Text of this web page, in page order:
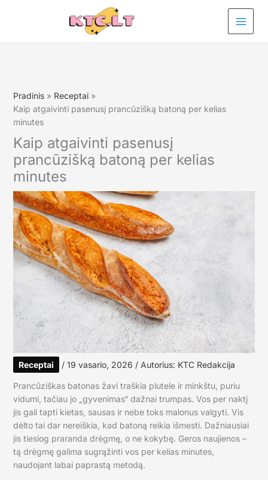
Pradinis
Receptai
Kaip atgaivinti pasenusį prancūzišką batoną per kelias
minutes
Kaip atgaivinti pasenusį
prancūzišką batoną per kelias
minutes
Receptai / 19 vasario, 2026 / Autorius: KTC Redakcija
Prancūziškas batonas žavi traškia plutele ir minkštu, puriu
vidumi, tačiau jo „gyvenimas“ dažnai trumpas. Vos per naktį
jis gali tapti kietas, sausas ir nebe toks malonus valgyti. Vis
dėlto tai dar nereiškia, kad batoną reikia išmesti. Dažniausiai
jis tiesiog praranda drėgmę, o ne kokybę. Geros naujienos –
tą drėgmę galima sugrąžinti vos per kelias minutes,
naudojant labai paprastą metodą.